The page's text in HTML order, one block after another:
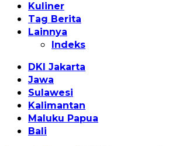
Kuliner
Tag Berita
Lainnya
Indeks
DKI Jakarta
Jawa
Sulawesi
Kalimantan
Maluku Papua
Bali